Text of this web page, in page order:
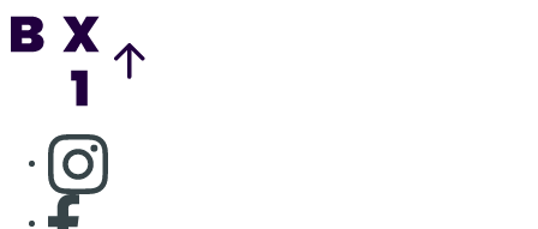
Consulter page Instagram
Consulter page Facebook